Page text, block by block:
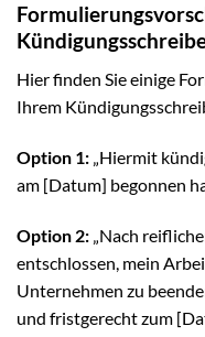
Hier finden Sie einige
Ihrem
Option 1: „Hiermit
am [Datum] begonnen
Option 2: „Nach
entschlossen, mein
Unternehmen zu
und fristgerecht zum